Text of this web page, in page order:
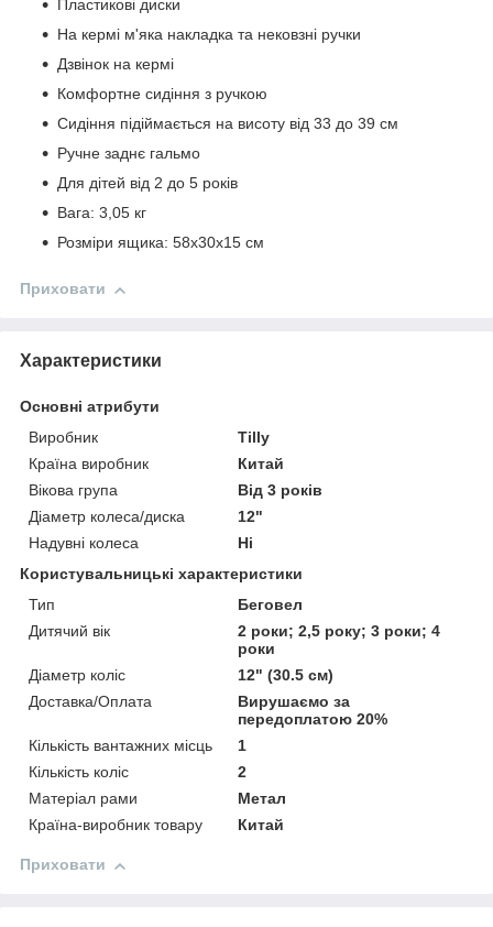
Пластикові диски
На кермі м'яка накладка та нековзні ручки
Дзвінок на кермі
Комфортне сидіння з ручкою
Сидіння підіймається на висоту від 33 до 39 см
Ручне заднє гальмо
Для дітей від 2 до 5 років
Вага: 3,05 кг
Розміри ящика: 58х30х15 см
Приховати
Характеристики
Основні атрибути
Виробник
Tilly
Країна виробник
Китай
Вікова група
Від 3 років
Діаметр колеса/диска
12"
Надувні колеса
Ні
Користувальницькі характеристики
Тип
Беговел
Дитячий вік
2 роки; 2,5 року; 3 роки; 4
роки
Діаметр коліс
12" (30.5 см)
Доставка/Оплата
Вирушаємо за
передоплатою 20%
Кількість вантажних місць
1
Кількість коліс
2
Матеріал рами
Метал
Країна-виробник товару
Китай
Приховати